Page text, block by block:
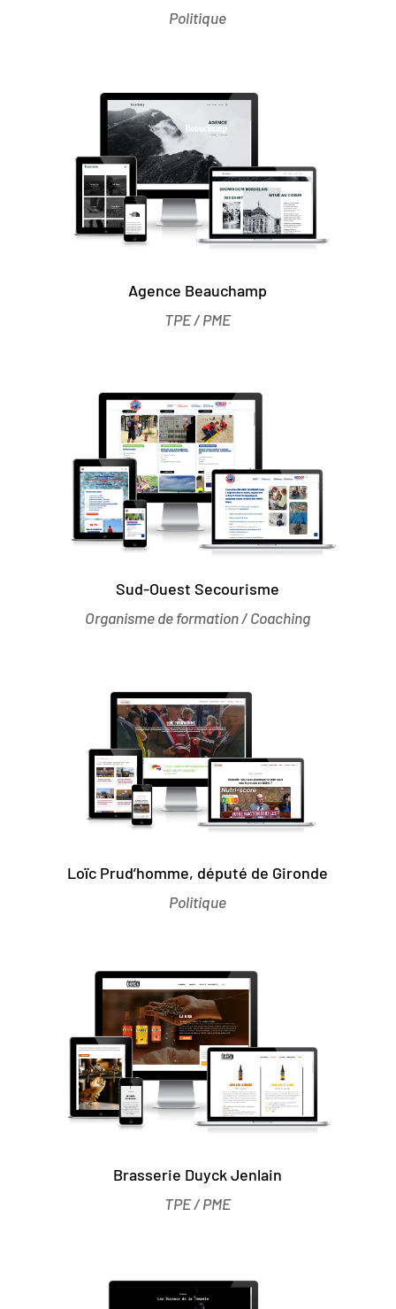
Politique
Agence Beauchamp
TPE / PME
Sud-Ouest Secourisme
Organisme de formation / Coaching
Loïc Prud’homme, député de Gironde
Politique
Brasserie Duyck Jenlain
TPE / PME